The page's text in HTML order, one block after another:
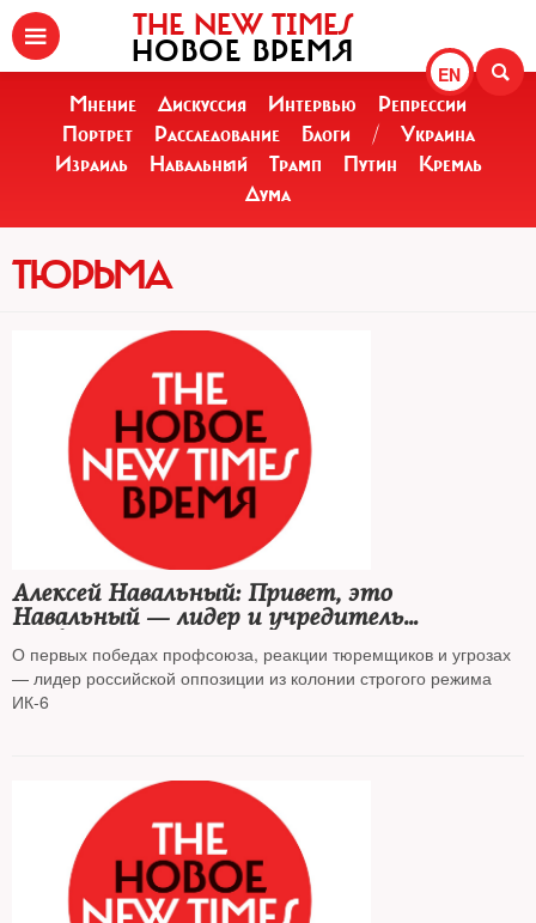
EN
THE NEW TIMES
НОВОЕ ВРЕМЯ
Мнение Дискуссия Интервью
Репрессии
Портрет
Расследование Блоги /
Украина
Израиль
Навальный Трамп Путин
Кремль
Дума
ТЮРЬМА
Алексей Навальный: Привет, это
Навальный — лидер и учредитель
профсоюза граждан, трудоустроенных на
предприятиях уголовно-исполнительной
системы, «Промзона»
О первых победах профсоюза, реакции тюремщиков и угрозах
— лидер российской оппозиции из колонии строгого режима
ИК-6